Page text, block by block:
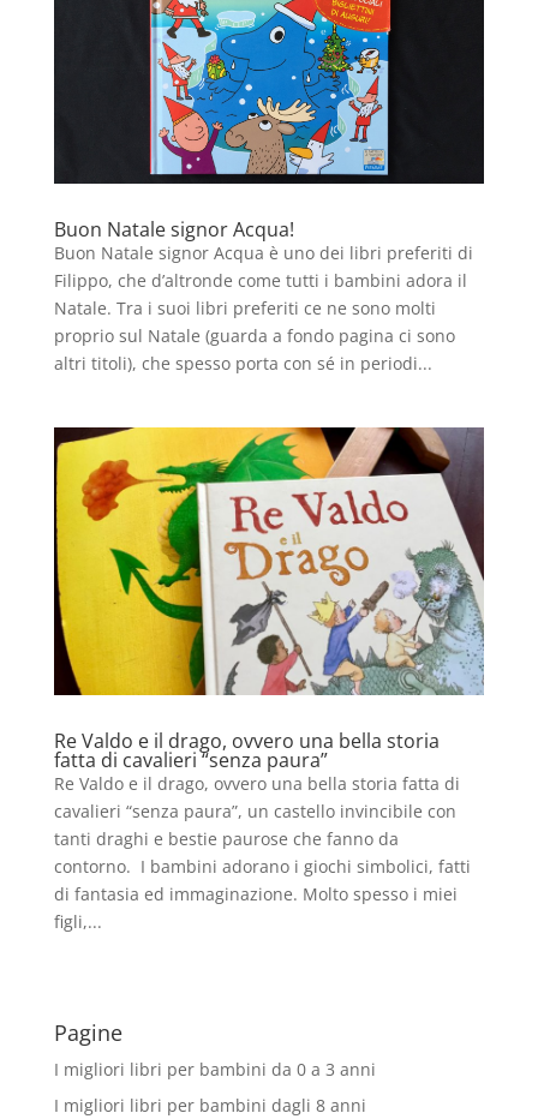
Buon Natale signor Acqua!
Buon Natale signor Acqua è uno dei libri preferiti di
Filippo, che d’altronde come tutti i bambini adora il
Natale. Tra i suoi libri preferiti ce ne sono molti
proprio sul Natale (guarda a fondo pagina ci sono
altri titoli), che spesso porta con sé in periodi...
Re Valdo e il drago, ovvero una bella storia
fatta di cavalieri “senza paura”
Re Valdo e il drago, ovvero una bella storia fatta di
cavalieri “senza paura”, un castello invincibile con
tanti draghi e bestie paurose che fanno da
contorno. I bambini adorano i giochi simbolici, fatti
di fantasia ed immaginazione. Molto spesso i miei
figli,...
Pagine
I migliori libri per bambini da 0 a 3 anni
I migliori libri per bambini dagli 8 anni